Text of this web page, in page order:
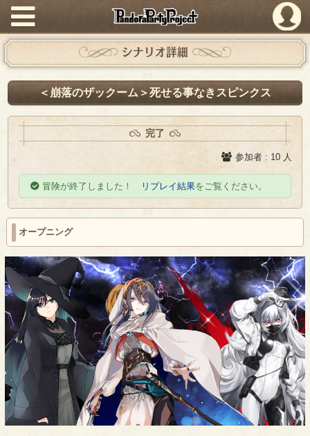
PandoraPartyProject
シナリオ詳細
＜崩落のザックーム＞死せる事なきスピンクス
完了
参加者 : 10 人
冒険が終了しました！ リプレイ結果をご覧ください。
オープニング